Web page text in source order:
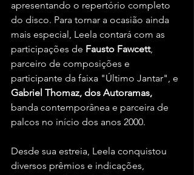
apresentando o repertório completo
do disco. Para tornar a ocasião ainda
mais especial, Leela contará com as
participações de Fausto Fawcett,
parceiro de composições e
participante da faixa "Último Jantar", e
Gabriel Thomaz, dos Autoramas,
banda contemporânea e parceira de
palcos no início dos anos 2000.
Desde sua estreia, Leela conquistou
diversos prêmios e indicações,